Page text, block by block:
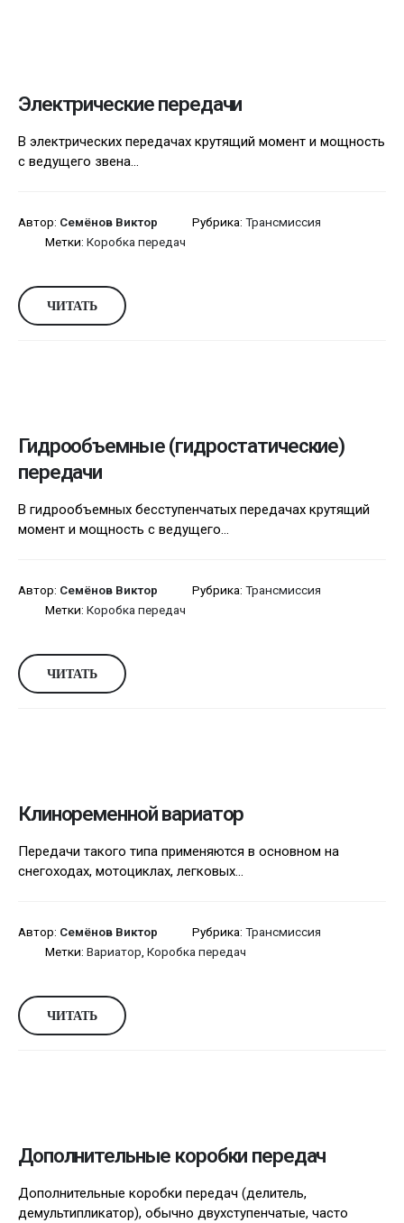
Электрические передачи
В электрических передачах крутящий момент и мощность
с ведущего звена...
Автор: Семёнов Виктор Рубрика: Трансмиссия
Метки: Коробка передач
ЧИТАТЬ
Гидрообъемные (гидростатические)
передачи
В гидрообъемных бесступенчатых передачах крутящий
момент и мощность с ведущего...
Автор: Семёнов Виктор Рубрика: Трансмиссия
Метки: Коробка передач
ЧИТАТЬ
Клиноременной вариатор
Передачи такого типа применяются в основном на
снегоходах, мотоциклах, легковых...
Автор: Семёнов Виктор Рубрика: Трансмиссия
Метки: Вариатор Коробка передач
ЧИТАТЬ
Дополнительные коробки передач
Дополнительные коробки передач (делитель,
демультипликатор), обычно двухступенчатые, часто